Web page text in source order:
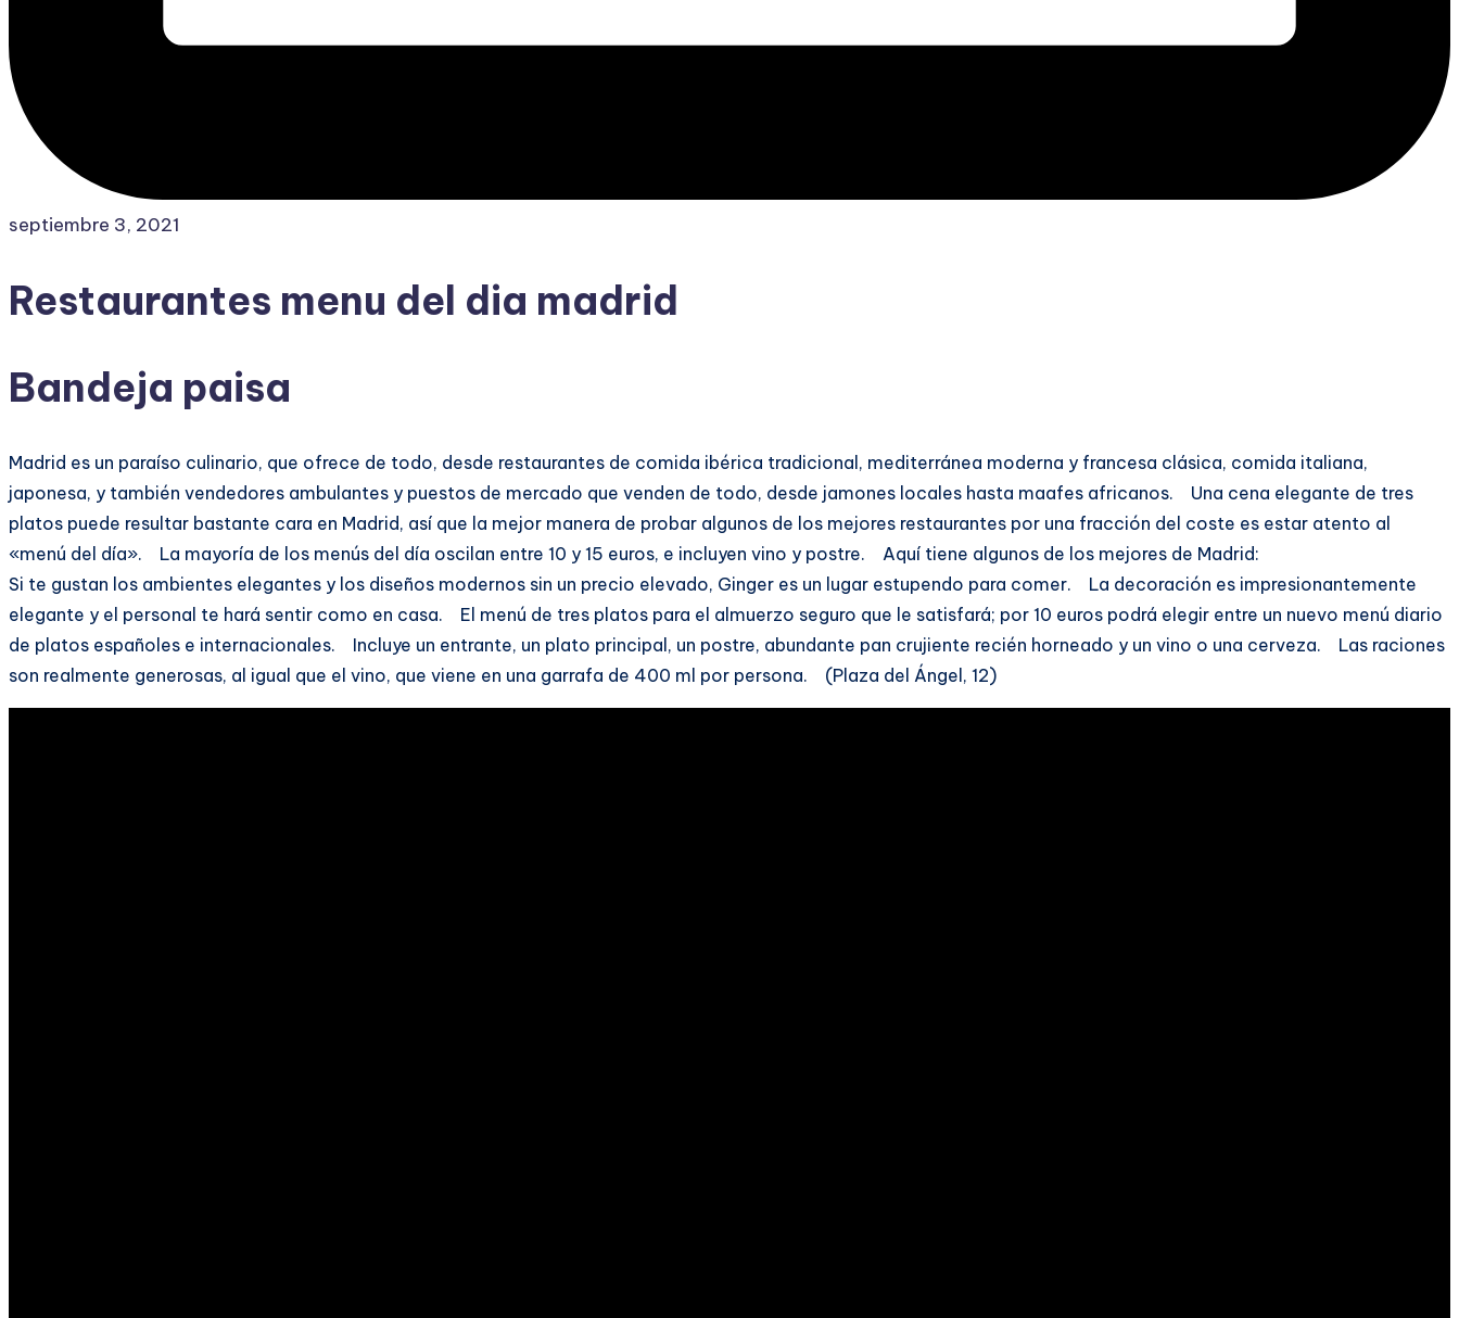
septiembre 3, 2021
Restaurantes menu del dia madrid
Bandeja paisa
Madrid es un paraíso culinario, que ofrece de todo, desde restaurantes de comida ibérica tradicional, mediterránea moderna y francesa clásica, comida italiana,
japonesa, y también vendedores ambulantes y puestos de mercado que venden de todo, desde jamones locales hasta maafes africanos. Una cena elegante de tres
platos puede resultar bastante cara en Madrid, así que la mejor manera de probar algunos de los mejores restaurantes por una fracción del coste es estar atento al
«menú del día». La mayoría de los menús del día oscilan entre 10 y 15 euros, e incluyen vino y postre. Aquí tiene algunos de los mejores de Madrid:
Si te gustan los ambientes elegantes y los diseños modernos sin un precio elevado, Ginger es un lugar estupendo para comer. La decoración es impresionantemente
elegante y el personal te hará sentir como en casa. El menú de tres platos para el almuerzo seguro que le satisfará; por 10 euros podrá elegir entre un nuevo menú diario
de platos españoles e internacionales. Incluye un entrante, un plato principal, un postre, abundante pan crujiente recién horneado y un vino o una cerveza. Las raciones
son realmente generosas, al igual que el vino, que viene en una garrafa de 400 ml por persona. (Plaza del Ángel, 12)